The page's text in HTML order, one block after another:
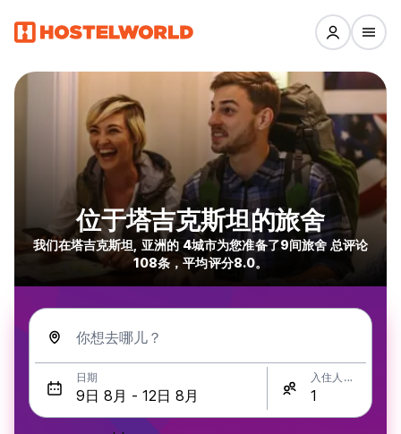
位于塔吉克斯坦的旅舍
我们在塔吉克斯坦, 亚洲的 4城市为您准备了9间旅舍 总评论
108条，平均评分8.0。
你想去哪儿？
日期 入住人数